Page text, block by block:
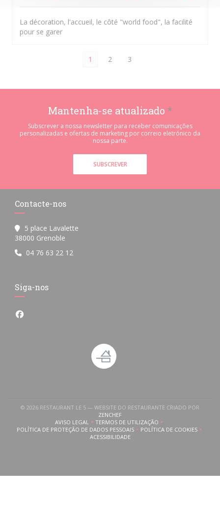
La décoration, l'accueil, le côté "world food", la facilité
pour se garer
1 2 3
Mantenha-se atualizado *
Subscrever a nossa newsletter para receber comunicações
personalizadas e ofertas de marketing por correio eletrónico da
nossa parte.
SUBSCREVER
Contacte-nos
5 place Lavalette
38000 Grenoble
04 76 63 22 12
Siga-nos
Facebook ((abre numa nova janela))
© 2026 RESTAURANT LE 5 — WEBSITE DO RESTAURANTE CRIADO POR
ZENCHEF((ABRE NUMA NOVA JANELA))
AVISO LEGAL((ABRE NUMA NOVA JANELA))
TERMOS DE UTILIZAÇÃO((ABRE NUMA NOVA JANELA))
POLÍTICA DE PROTEÇÃO DE DADOS PESSOAIS
((ABRE NUMA NOVA JANELA))POLÍTICA DE COOKIES
((ABRE NUMA
ACESSIBILIDADE((ABRE NUMA NOVA JANELA))